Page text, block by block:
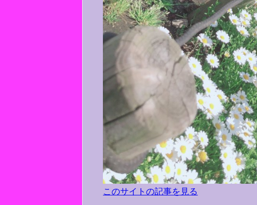
このサイトの記事を見る